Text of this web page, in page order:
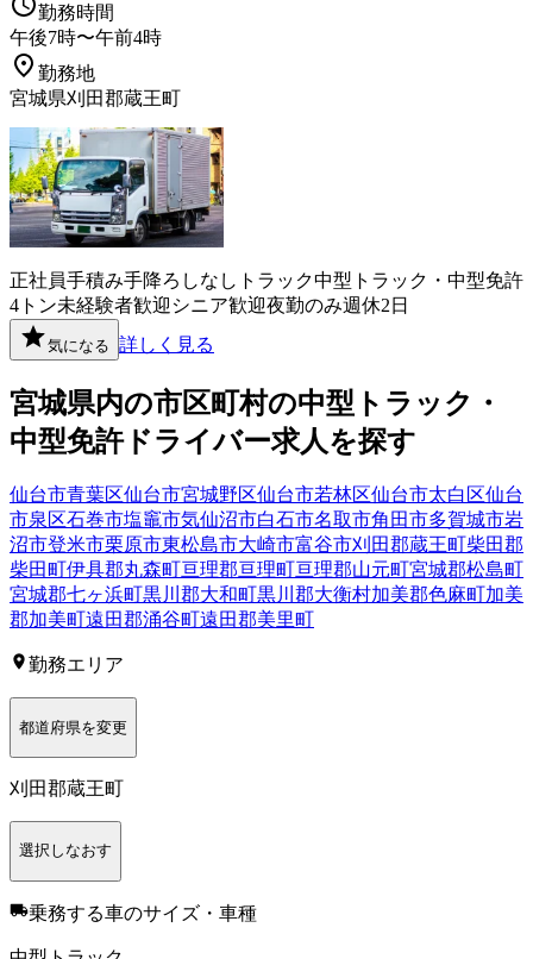
勤務時間
午後7時〜午前4時
勤務地
宮城県刈田郡蔵王町
正社員手積み手降ろしなし トラック中型トラック・中型免許
4トン未経験者歓迎 シニア歓迎夜勤のみ週休2日
気になる 詳しく見る
宮城県内の市区町村の中型トラック・
中型免許ドライバー求人を探す
仙台市青葉区仙台市宮城野区仙台市若林区仙台市太白区仙台
市泉区石巻市塩竈市気仙沼市白石市名取市角田市多賀城市岩
沼市登米市栗原市東松島市大崎市富谷市刈田郡蔵王町 柴田郡
柴田町 伊具郡丸森町 亘理郡亘理町 亘理郡山元町 宮城郡松島町
宮城郡七ヶ浜町 黒川郡大和町 黒川郡大衡村加美郡色麻町 加美
郡加美町 遠田郡涌谷町 遠田郡美里町
勤務エリア
都道府県を変更
刈田郡蔵王町
選択しなおす
乗務する車のサイズ・車種